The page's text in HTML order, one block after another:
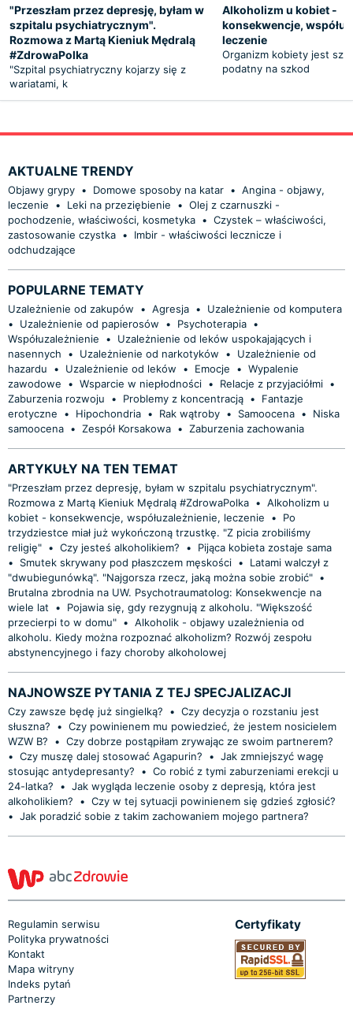
"Przeszłam przez depresję, byłam w
szpitalu psychiatrycznym".
Rozmowa z Martą Kieniuk Mędralą
#ZdrowaPolka
"Szpital psychiatryczny kojarzy się z
wariatami, k
Alkoholizm u kobiet -
konsekwencje,
leczenie
Organizm kobiety jest
podatny na szkod
AKTUALNE TRENDY
Objawy grypy • Domowe sposoby na katar • Angina - objawy,
leczenie
• Leki na przeziębienie • Olej z czarnuszki -
pochodzenie, właściwości, kosmetyka • Czystek – właściwości,
zastosowanie czystka •
Imbir - właściwości lecznicze i
odchudzające
POPULARNE TEMATY
Uzależnienie od zakupów • Agresja •
Uzależnienie od komputera
•
Uzależnienie od papierosów • Psychoterapia •
Współuzależnienie
•
Uzależnienie od leków uspokajających i
nasennych
• Uzależnienie od narkotyków •
Uzależnienie od
hazardu
• Uzależnienie od leków • Emocje • Wypalenie
zawodowe
• Wsparcie w niepłodności • Relacje z przyjaciółmi •
Zaburzenia rozwoju
• Problemy z koncentracją •
Fantazje
erotyczne
• Hipochondria • Rak wątroby • Samoocena •
Niska
samoocena • Zespół Korsakowa • Zaburzenia zachowania
ARTYKUŁY NA TEN TEMAT
"Przeszłam przez depresję, byłam w szpitalu psychiatrycznym".
Rozmowa z Martą Kieniuk Mędralą #ZdrowaPolka • Alkoholizm u
kobiet - konsekwencje, współuzależnienie, leczenie
•
Po
trzydziestce miał już wykończoną trzustkę. "Z picia zrobiliśmy
religię" • Czy jesteś alkoholikiem? •
Pijąca kobieta zostaje sama
•
Smutek skrywany pod płaszczem męskości •
Latami walczył z
"dwubiegunówką". "Najgorsza rzecz, jaką można sobie zrobić" •
Brutalna zbrodnia na UW. Psychotraumatolog: Konsekwencje na
wiele lat
•
Pojawia się, gdy rezygnują z alkoholu. "Większość
przecierpi to w domu" • Alkoholik - objawy uzależnienia od
alkoholu. Kiedy można rozpoznać alkoholizm? Rozwój zespołu
abstynencyjnego i fazy choroby alkoholowej
NAJNOWSZE PYTANIA Z TEJ SPECJALIZACJI
Czy zawsze będę już singielką? • Czy decyzja o rozstaniu jest
słuszna?
• Czy powinienem mu powiedzieć, że jestem nosicielem
WZW B?
• Czy dobrze postąpiłam zrywając ze swoim partnerem?
• Czy muszę dalej stosować Agapurin? • Jak zmniejszyć wagę
stosując antydepresanty?
• Co robić z tymi zaburzeniami erekcji u
24-latka?
• Jak wygląda leczenie osoby z depresją, która jest
alkoholikiem?
• Czy w tej sytuacji powinienem się gdzieś zgłosić?
• Jak poradzić sobie z takim zachowaniem mojego partnera?
Regulamin serwisu
Polityka prywatności
Kontakt
Mapa witryny
Indeks pytań
Partnerzy
Certyfikaty